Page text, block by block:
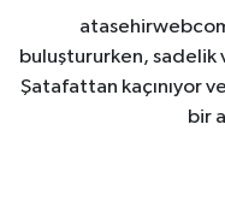
buluştururken, sadelik
Şatafattan kaçınıyor
bir